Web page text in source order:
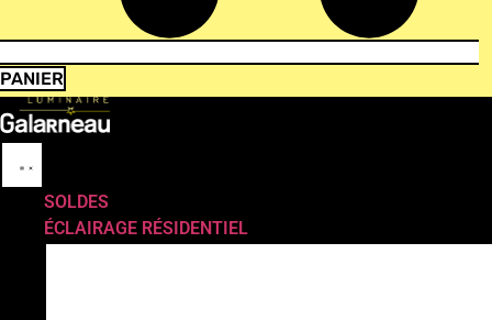
PANIER
SOLDES
ÉCLAIRAGE RÉSIDENTIEL